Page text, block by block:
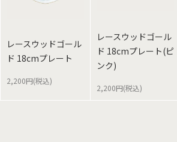
レースウッドゴール
ド 18cmプレート
2,200円(税込)
レースウッドゴール
ド 18cmプレート(ピ
ンク)
2,200円(税込)